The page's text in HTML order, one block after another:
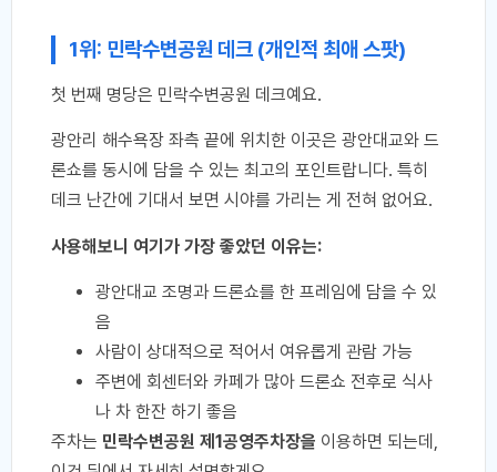
1위: 민락수변공원 데크 (개인적 최애 스팟)
첫 번째 명당은 민락수변공원 데크예요.
광안리 해수욕장 좌측 끝에 위치한 이곳은 광안대교와 드
론쇼를 동시에 담을 수 있는 최고의 포인트랍니다. 특히
데크 난간에 기대서 보면 시야를 가리는 게 전혀 없어요.
사용해보니 여기가 가장 좋았던 이유는:
광안대교 조명과 드론쇼를 한 프레임에 담을 수 있
음
사람이 상대적으로 적어서 여유롭게 관람 가능
주변에 회센터와 카페가 많아 드론쇼 전후로 식사
나 차 한잔 하기 좋음
주차는 민락수변공원 제1공영주차장을 이용하면 되는데,